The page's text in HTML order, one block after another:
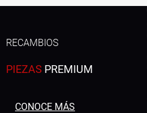
RECAMBIOS
PIEZAS PREMIUM
CONOCE MÁS